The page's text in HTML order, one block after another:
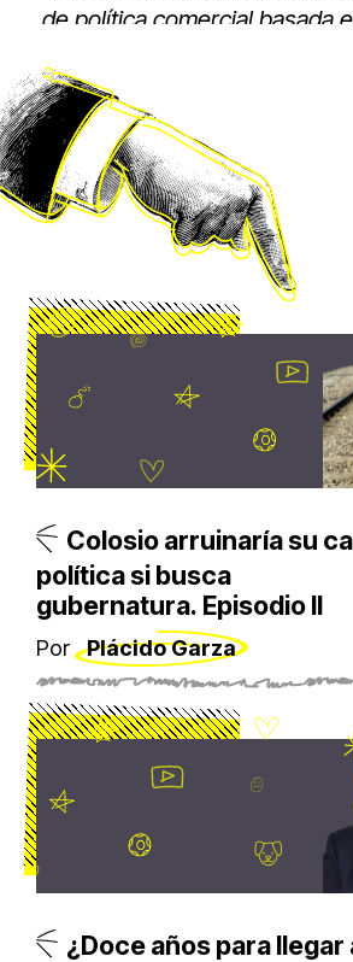
de política comercial basada
Colosio arruinaría su
política si busca
gubernatura. Episodio II
Por Plácido Garza
¿Doce años para llegar